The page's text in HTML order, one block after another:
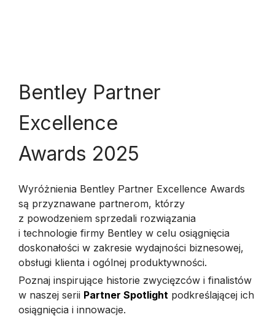
Bentley Partner
Excellence
Awards 2025
Wyróżnienia Bentley Partner Excellence Awards
są przyznawane partnerom, którzy
z powodzeniem sprzedali rozwiązania
i technologie firmy Bentley w celu osiągnięcia
doskonałości w zakresie wydajności biznesowej,
obsługi klienta i ogólnej produktywności.
Poznaj inspirujące historie zwycięzców i finalistów
w naszej serii Partner Spotlight podkreślającej ich
osiągnięcia i innowacje.